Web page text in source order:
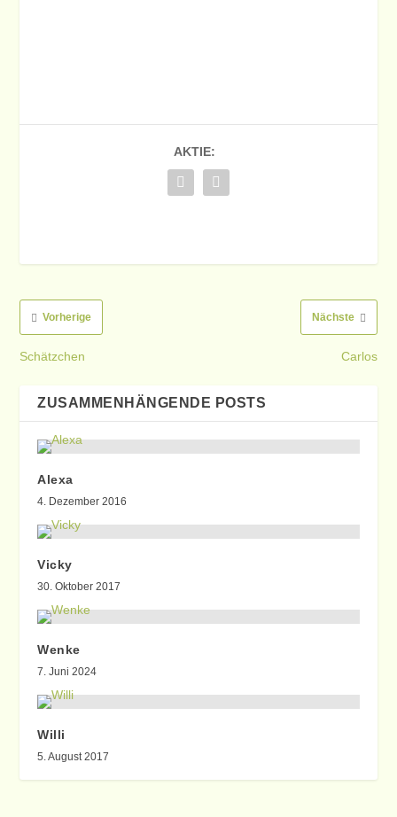
AKTIE:
Vorherige
Schätzchen
Nächste
Carlos
ZUSAMMENHÄNGENDE POSTS
Alexa
4. Dezember 2016
Vicky
30. Oktober 2017
Wenke
7. Juni 2024
Willi
5. August 2017